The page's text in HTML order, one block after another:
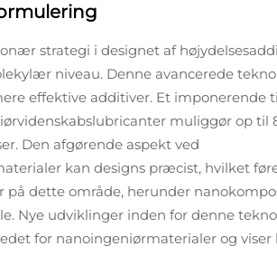
strategi i designet af
niveau. Denne avancerede
effektive additiver. Et imponerende
muliggør op til
Den afgørende aspekt ved
kan designs præcist, hvilket
på dette område, herunder
Nye udviklinger inden for denne
for nanoingeniørmaterialer og viser